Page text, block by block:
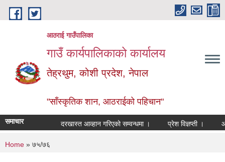
Skip to main content
आठराई गाउँपालिका
गाउँ कार्यपालिकाको कार्यालय
तेह्रथुम, कोशी प्रदेश, नेपाल
"साँस्कृतिक शान, आठराईको पहिचान"
समाचार दरखास्त आव्हान गरिएको सम्वन्धमा । प्रेश विज्ञप्ती ।
You are here
Home » ७५/७६